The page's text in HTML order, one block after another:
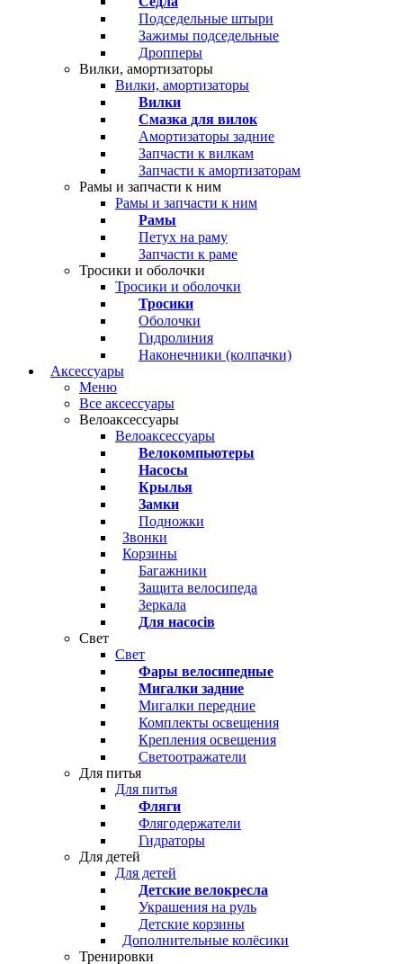
Подседельные штыри
Зажимы подседельные
Дропперы
Вилки, амортизаторы
Вилки, амортизаторы
Вилки
Смазка для вилок
Амортизаторы задние
Запчасти к вилкам
Запчасти к амортизаторам
Рамы и запчасти к ним
Рамы и запчасти к ним
Рамы
Петух на раму
Запчасти к раме
Тросики и оболочки
Тросики и оболочки
Тросики
Оболочки
Гидролиния
Наконечники (колпачки)
Аксессуары
Меню
Все аксессуары
Велоаксессуары
Велоаксессуары
Велокомпьютеры
Насосы
Крылья
Замки
Подножки
Звонки
Корзины
Багажники
Защита велосипеда
Зеркала
Для насосів
Свет
Свет
Фары велосипедные
Мигалки задние
Мигалки передние
Комплекты освещения
Крепления освещения
Светоотражатели
Для питья
Для питья
Фляги
Флягодержатели
Гидраторы
Для детей
Для детей
Детские велокресла
Украшения на руль
Детские корзины
Дополнительные колёсики
Тренировки